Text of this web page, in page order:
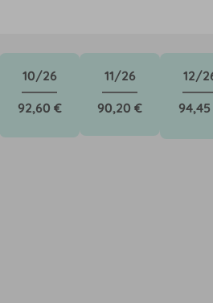
10/26
92,60 €
11/26
90,20 €
12/